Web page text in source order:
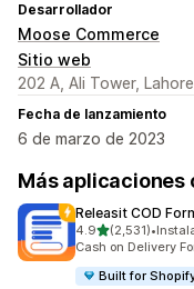
Desarrollador
Moose Commerce
Sitio web
202 A, Ali Tower,
Fecha de lanzamiento
6 de marzo de 2023
Más aplicaciones
Releasit COD
4.9de 5 estrellas
(2,531)
2531 reseñas en
•
Cash on Delivery
Built for